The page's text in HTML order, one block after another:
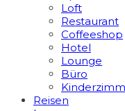
Loft
Restaurant
Coffeeshop
Hotel
Lounge
Büro
Reisen